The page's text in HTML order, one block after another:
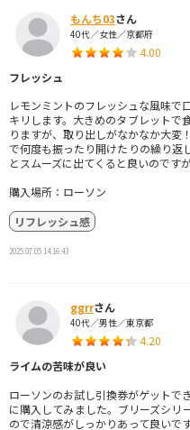
もんち03さん
40代／女性／京都府
4.00
フレッシュ
レモンミントのフレッシュな風味で
キリします。大きめのタブレットで
りますが、取り出しがなかなか大変
で何度も振ったり開けたりの繰り返
とスムーズに出てくると良いのですが
購入場所：ローソン
リフレッシュ感
2025.07.05 14:16:43
ggrrさん
40代／男性／東京都
4.20
ライムの苦味が良い
ローソンのお試し引換券がゲットで
に購入してみました。ブリーズシリ
ので清涼感がしっかりあって良いで